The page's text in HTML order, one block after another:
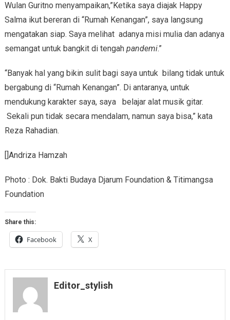
Wulan Guritno menyampaikan,”Ketika saya diajak Happy
Salma ikut bereran di “Rumah Kenangan”, saya langsung
mengatakan siap. Saya melihat adanya misi mulia dan adanya
semangat untuk bangkit di tengah pandemi.”
“Banyak hal yang bikin sulit bagi saya untuk bilang tidak untuk
bergabung di “Rumah Kenangan”. Di antaranya, untuk
mendukung karakter saya, saya belajar alat musik gitar.
Sekali pun tidak secara mendalam, namun saya bisa,” kata
Reza Rahadian.
[]Andriza Hamzah
Photo : Dok. Bakti Budaya Djarum Foundation & Titimangsa
Foundation
Share this:
Facebook X
Editor_stylish